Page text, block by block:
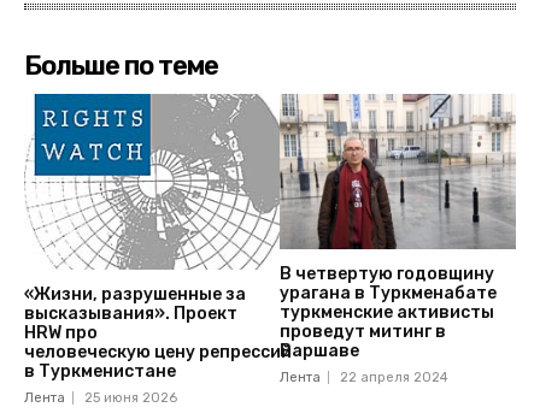
Больше по теме
«Жизни, разрушенные за
высказывания». Проект
HRW про
человеческую цену репрессий
в Туркменистане
Лента 25 июня 2026
В четвертую годовщину
урагана в Туркменабате
туркменские активисты
проведут митинг в
Варшаве
Лента 22 апреля 2024